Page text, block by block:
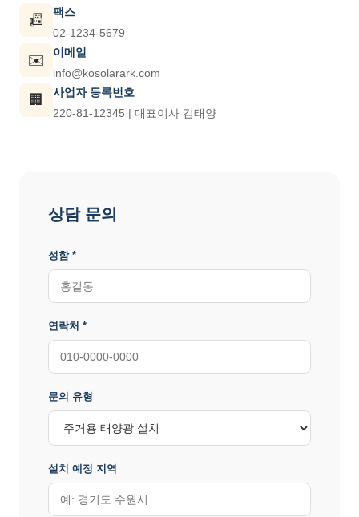
📠
팩스
02-1234-5679
✉️
이메일
info@kosolarark.com
🏢
사업자 등록번호
220-81-12345 | 대표이사 김태양
상담 문의
성함 *
연락처 *
문의 유형
설치 예정 지역